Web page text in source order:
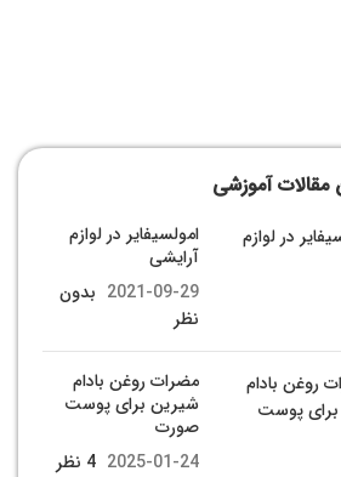
مقالات آموزشی
امولسیفایر در لوازم
آرایشی
2021-09-29 بدون
نظر
مضرات روغن بادام
شیرین برای پوست
صورت
2025-01-24 4 نظر